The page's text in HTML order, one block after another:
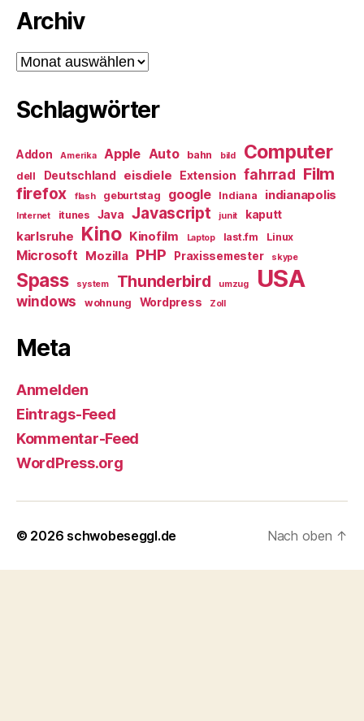
Archiv
Archiv
Schlagwörter
Addon Amerika Apple Auto bahn bild Computer
dell Deutschland eisdiele Extension fahrrad Film
firefox flash geburtstag google Indiana indianapolis
Internet itunes Java Javascript junit kaputt
karlsruhe Kino Kinofilm Laptop last.fm Linux
Microsoft Mozilla PHP Praxissemester skype
Spass system Thunderbird umzug USA
windows wohnung Wordpress Zoll
Meta
Anmelden
Eintrags-Feed
Kommentar-Feed
WordPress.org
© 2026 schwobeseggl.de Nach oben ↑